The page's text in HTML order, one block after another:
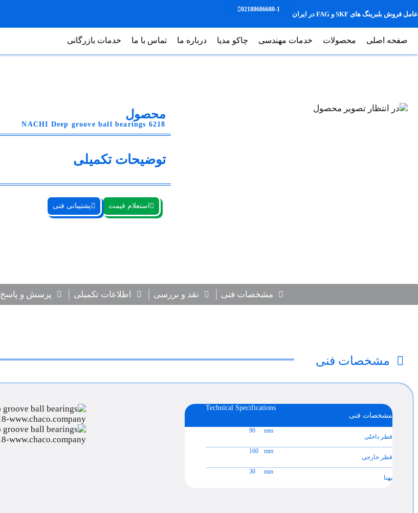
عامل فروش بلبرینگ های SKF و FAG در ایران
02188686680-1
صفحه اصلی محصولات خدمات مهندسی چاکو مدیا درباره ما تماس با ما خدمات بازرگانی
محصول
NACHI Deep groove ball bearings 6218
توضیحات تکمیلی
استعلام قیمت پشتیبانی فنی
مشخصات فنی نقد و بررسی اطلاعات تکمیلی پرسش و پاسخ
مشخصات فنی
مشخصات فنی
Technical Specifications
قطر داخلی
mm
90
قطر خارجی
mm
160
پهنا
mm
30